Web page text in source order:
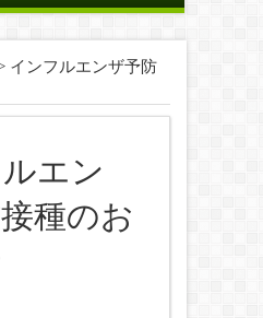
インフルエンザ予防
エン
種のお